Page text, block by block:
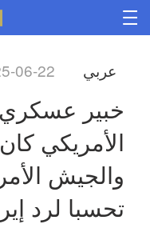
عربي 06-22
تحسبا لرد